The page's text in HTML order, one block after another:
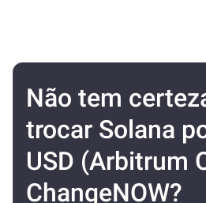
Não tem
trocar Solana
USD (Arbitrum
ChangeNOW?